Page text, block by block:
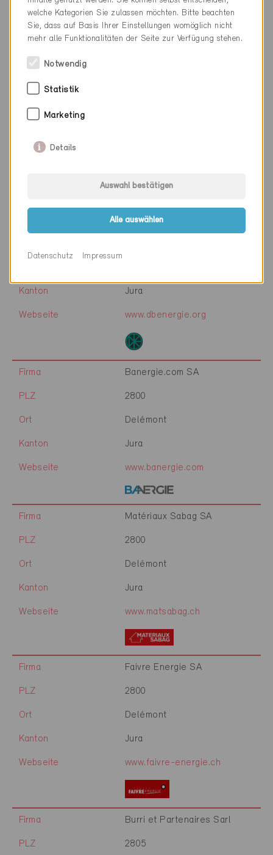
Firma
PLZ
Ort
Kanton
DB ENERGIE
Kanton Jura
Webseite www.dbenergie.org
Firma Banergie.com SA
PLZ 2800
Ort Delémont
Kanton Jura
Webseite www.banergie.com
Firma Matériaux Sabag SA
PLZ 2800
Ort Delémont
Kanton Jura
Webseite www.matsabag.ch
Firma Faivre Energie SA
PLZ 2800
Ort Delémont
Kanton Jura
Webseite www.faivre-energie.ch
Firma Burri et Partenaires Sarl
PLZ 2805
welche Kategorien Sie zulassen möchten. Bitte beachten
Sie, dass auf Basis Ihrer Einstellungen womöglich nicht
mehr alle Funktionalitäten der Seite zur Verfügung stehen.
Notwendig
Statistik
Marketing
Details
Auswahl bestätigen
Alle auswählen
Datenschutz Impressum